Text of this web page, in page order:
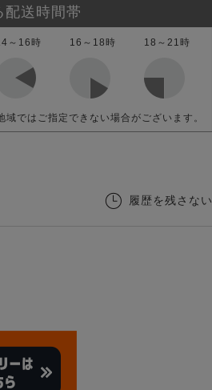
配送時間帯
～16時 16～18時 18～21時
域ではご指定できない場合がございます。
履歴を残さない